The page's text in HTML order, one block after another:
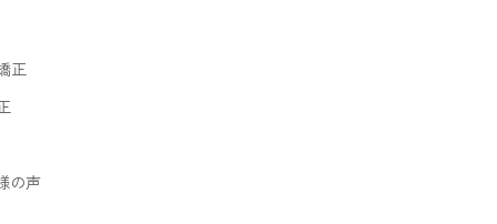
正
の声